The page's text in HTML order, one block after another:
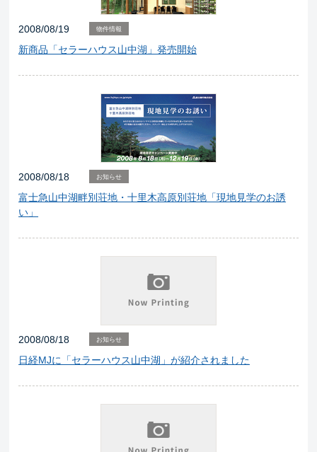
2008/08/19 物件情報
新商品「セラーハウス山中湖」発売開始
2008/08/18 お知らせ
富士急山中湖畔別荘地・十里木高原別荘地「現地見学のお誘
い」
2008/08/18 お知らせ
日経MJに「セラーハウス山中湖」が紹介されました